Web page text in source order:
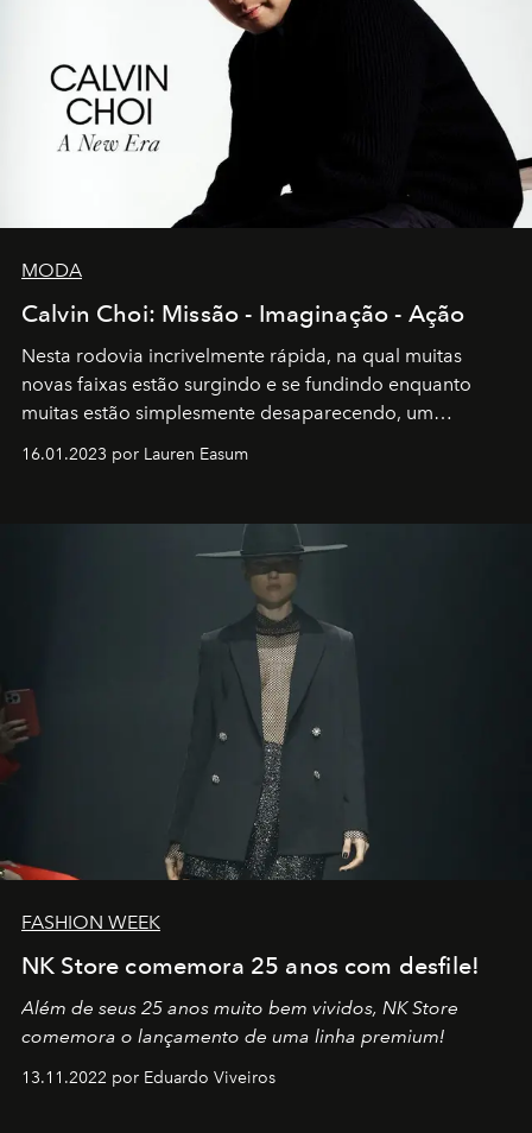
MODA
Calvin Choi: Missão - Imaginação - Ação
Nesta rodovia incrivelmente rápida, na qual muitas
novas faixas estão surgindo e se fundindo enquanto
muitas estão simplesmente desaparecendo, um
transportador AMTD abrindo caminho para muitos
por propósitos, com um claro senso de missão na vida e
16.01.2023 por Lauren Easum
FASHION WEEK
NK Store comemora 25 anos com desfile!
Além de seus 25 anos muito bem vividos, NK Store
comemora o lançamento de uma linha premium!
13.11.2022 por Eduardo Viveiros